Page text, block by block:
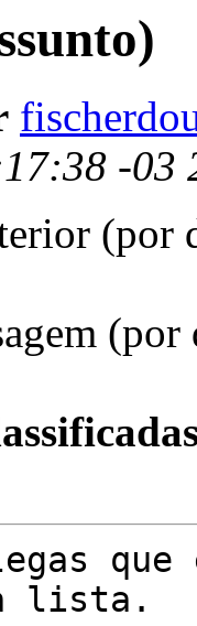
-03
(por
que
lista.